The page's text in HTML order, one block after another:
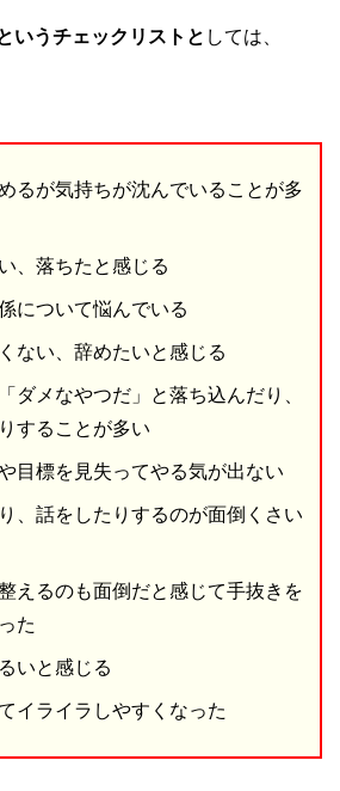
いうチェックリストと しては、
るが気持ちが沈んでいることが多
、落ちたと感じる
について悩んでいる
ない、辞めたいと感じる
ダメなやつだ」と落ち込んだり、
することが多い
目標を見失ってやる気が出ない
、話をしたりするのが面倒くさい
えるのも面倒だと感じて手抜きを
た
いと感じる
イライラしやすくなった